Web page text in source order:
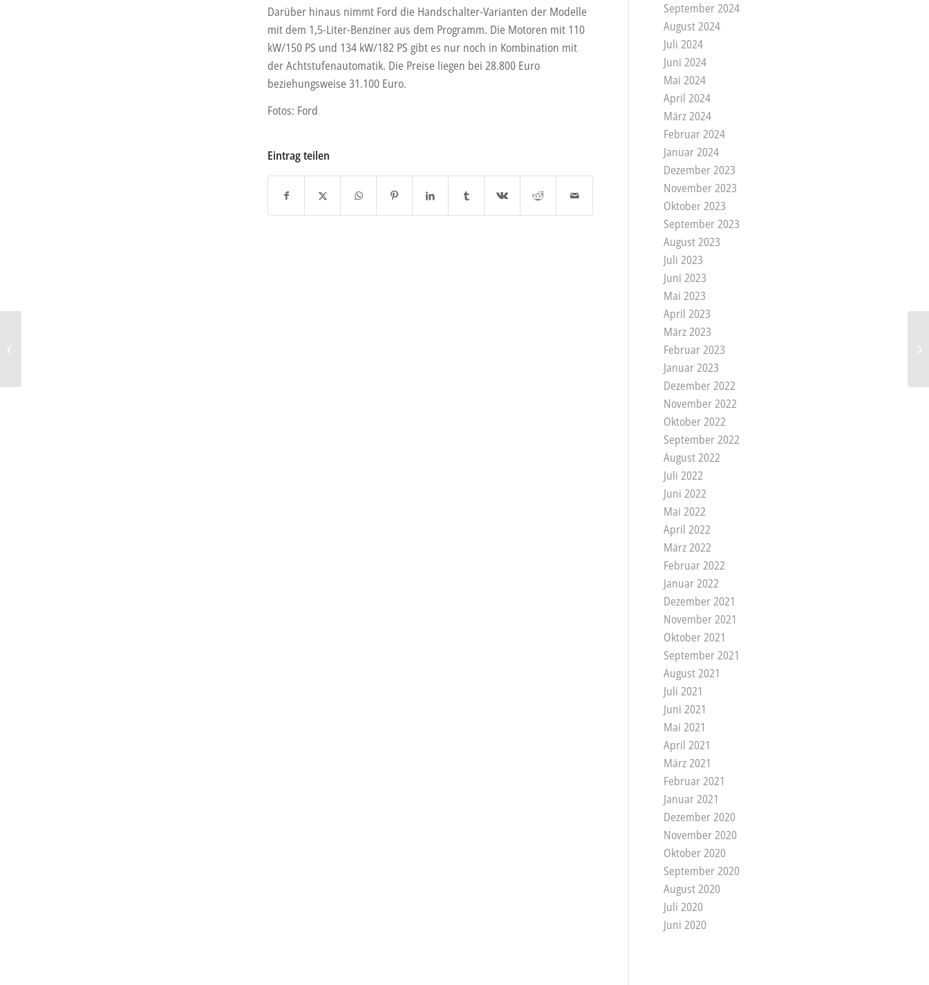
Darüber hinaus nimmt Ford die Handschalter-Varianten der Modelle
mit dem 1,5-Liter-Benziner aus dem Programm. Die Motoren mit 110
kW/150 PS und 134 kW/182 PS gibt es nur noch in Kombination mit
der Achtstufenautomatik. Die Preise liegen bei 28.800 Euro
beziehungsweise 31.100 Euro.
Fotos: Ford
Eintrag teilen
September 2024
August 2024
Juli 2024
Juni 2024
Mai 2024
April 2024
März 2024
Februar 2024
Januar 2024
Dezember 2023
November 2023
Oktober 2023
September 2023
August 2023
Juli 2023
Juni 2023
Mai 2023
April 2023
März 2023
Februar 2023
Januar 2023
Dezember 2022
November 2022
Oktober 2022
September 2022
August 2022
Juli 2022
Juni 2022
Mai 2022
April 2022
März 2022
Februar 2022
Januar 2022
Dezember 2021
November 2021
Oktober 2021
September 2021
August 2021
Juli 2021
Juni 2021
Mai 2021
April 2021
März 2021
Februar 2021
Januar 2021
Dezember 2020
November 2020
Oktober 2020
September 2020
August 2020
Juli 2020
Juni 2020